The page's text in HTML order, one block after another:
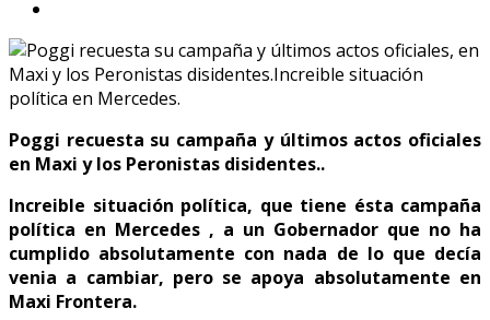
Poggi recuesta su campaña y últimos actos oficiales
en Maxi y los Peronistas disidentes..
Increible situación política, que tiene ésta campaña
política en Mercedes , a un Gobernador que no ha
cumplido absolutamente con nada de lo que decía
venia a cambiar, pero se apoya absolutamente en
Maxi Frontera.